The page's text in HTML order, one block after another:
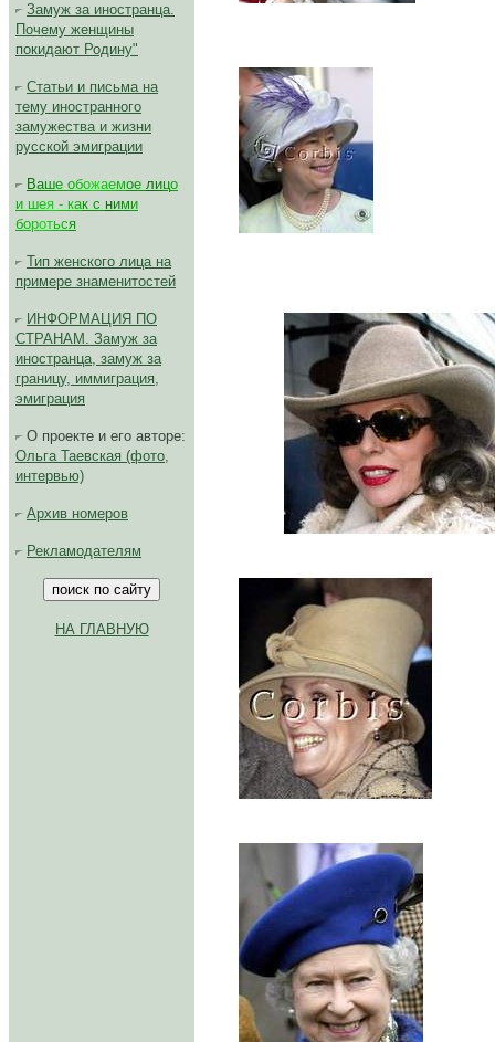
Замуж за иностранца.
Почему женщины
покидают Родину"
Статьи и письма на
тему иностранного
замужества и жизни
русской эмиграции
Ваше обожаемое лицо
и шея - как с ними
бороться
Тип женского лица на
примере знаменитостей
ИНФОРМАЦИЯ ПО
СТРАНАМ. Замуж за
иностранца, замуж за
границу, иммиграция,
эмиграция
О проекте и его авторе:
Ольга Таевская (фото,
интервью)
Архив номеров
Рекламодателям
НА ГЛАВНУЮ